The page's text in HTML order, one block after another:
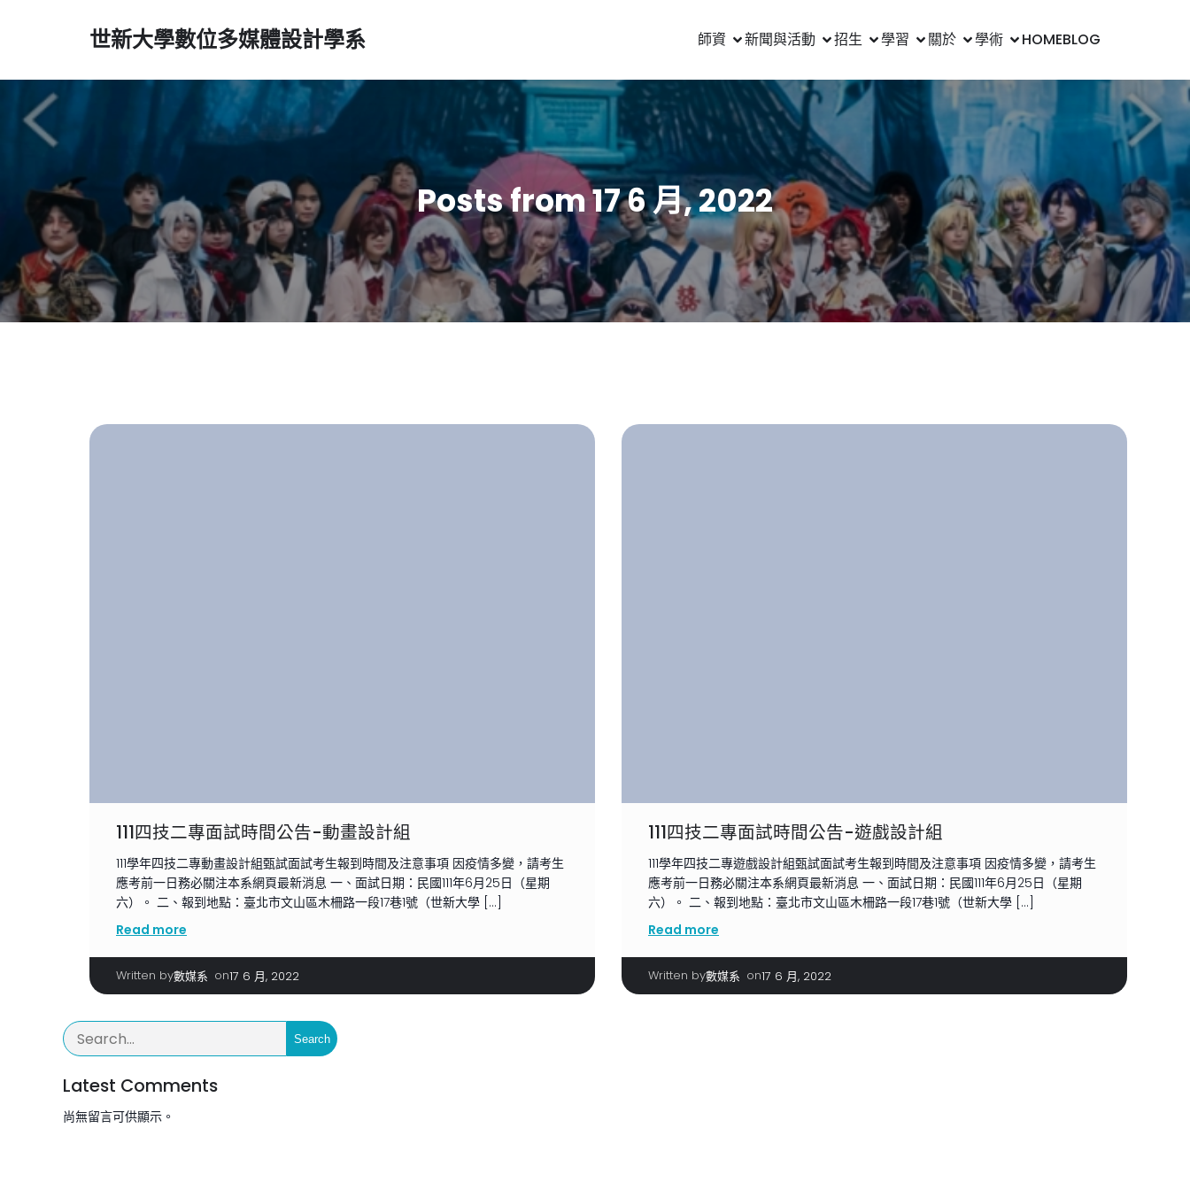
世新大學數位多媒體設計學系 師資 新聞與活動 招生 學習 關於 學術 HOMEBLOG
Posts from 17 6 月, 2022
111四技二專面試時間公告-動畫設計組
111學年四技二專動畫設計組甄試面試考生報到時間及注意事項 因疫情多變，請考生
應考前一日務必關注本系網頁最新消息 一、面試日期：民國111年6月25日（星期
六）。 二、報到地點：臺北市文山區木柵路一段17巷1號（世新大學 […]
Read more
Written by數媒系 on17 6 月, 2022
111四技二專面試時間公告-遊戲設計組
111學年四技二專遊戲設計組甄試面試考生報到時間及注意事項 因疫情多變，請考生
應考前一日務必關注本系網頁最新消息 一、面試日期：民國111年6月25日（星期
六）。 二、報到地點：臺北市文山區木柵路一段17巷1號（世新大學 […]
Read more
Written by數媒系 on17 6 月, 2022
Search
Latest Comments
尚無留言可供顯示。